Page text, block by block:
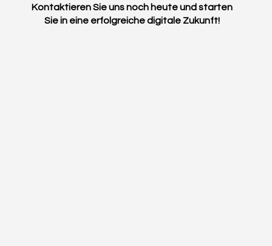
Kontaktieren Sie uns noch heute und starten
Sie in eine erfolgreiche digitale Zukunft!